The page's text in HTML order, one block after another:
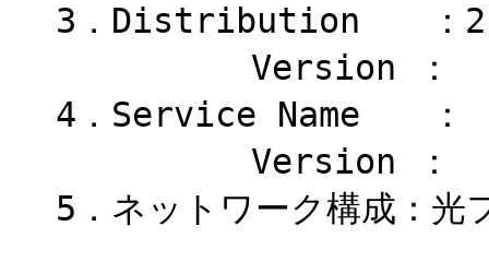
3．Distribution ：
Version ：
4．Service Name ：
Version ：
5．ネットワーク構成：